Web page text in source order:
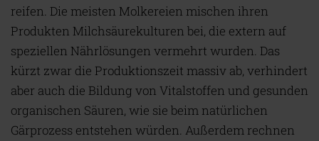
reifen. Die meisten Molkereien mischen ihren
Produkten Milchsäurekulturen bei, die extern auf
speziellen Nährlösungen vermehrt wurden. Das
kürzt zwar die Produktionszeit massiv ab, verhindert
aber auch die Bildung von Vitalstoffen und gesunden
organischen Säuren, wie sie beim natürlichen
Gärprozess entstehen würden. Außerdem rechnen